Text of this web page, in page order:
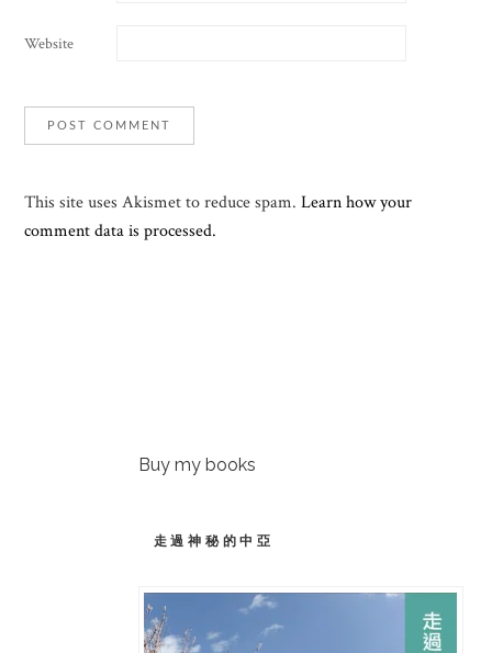
Website
This site uses Akismet to reduce spam.Learn how your
comment data is processed.
Buy my books
走過神秘的中亞